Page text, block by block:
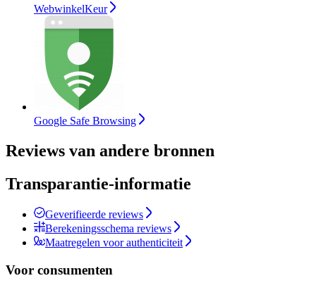
WebwinkelKeur
Google Safe Browsing
Reviews van andere bronnen
Transparantie-informatie
Geverifieerde reviews
Berekeningsschema reviews
Maatregelen voor authenticiteit
Voor consumenten